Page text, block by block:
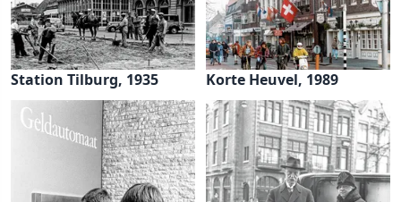
Station Tilburg, 1935 Korte Heuvel, 1989